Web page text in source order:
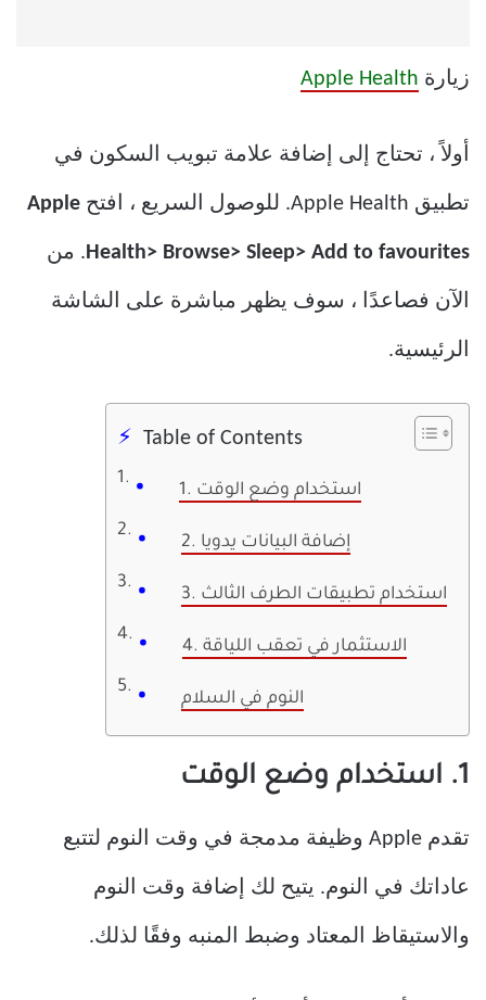
زيارة Apple Health
أولاً ، تحتاج إلى إضافة علامة تبويب السكون في
تطبيق Apple Health. للوصول السريع ، افتح Apple
Health> Browse> Sleep> Add to favourites. من
الآن فصاعدًا ، سوف يظهر مباشرة على الشاشة
الرئيسية.
Table of Contents
1. استخدام وضع الوقت
2. إضافة البيانات يدويا
3. استخدام تطبيقات الطرف الثالث
4. الاستثمار في تعقب اللياقة
النوم في السلام
1. استخدام وضع الوقت
تقدم Apple وظيفة مدمجة في وقت النوم لتتبع
عاداتك في النوم. يتيح لك إضافة وقت النوم
والاستيقاظ المعتاد وضبط المنبه وفقًا لذلك.